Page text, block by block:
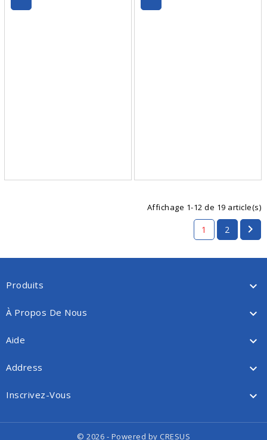
Affichage 1-12 de 19 article(s)
1 2 
Produits 
À Propos De Nous 
Aide 
Address 
Inscrivez-Vous 
© 2026 - Powered by CRESUS